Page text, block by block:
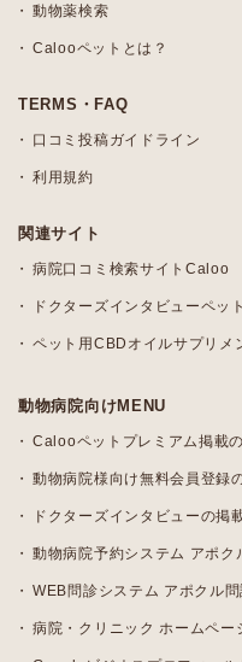
動物薬検索
Calooペットとは？
TERMS・FAQ
口コミ投稿ガイドライン
利用規約
関連サイト
病院口コミ検索サイトCaloo
ドクターズインタビューペット
ペット用CBDオイルサプリメ
動物病院向けMENU
Calooペットプレミアム掲載
動物病院様向け無料会員登録
ドクターズインタビューの掲
動物病院予約システム アポク
WEB問診システム アポクル問
病院・クリニック ホームペー